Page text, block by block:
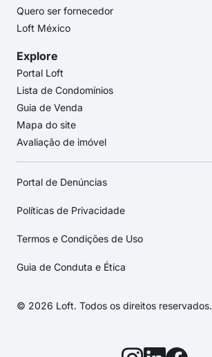
Quero ser fornecedor
Loft México
Explore
Portal Loft
Lista de Condomínios
Guia de Venda
Mapa do site
Avaliação de imóvel
Portal de Denúncias
Políticas de Privacidade
Termos e Condições de Uso
Guia de Conduta e Ética
© 2026 Loft. Todos os direitos reservados.